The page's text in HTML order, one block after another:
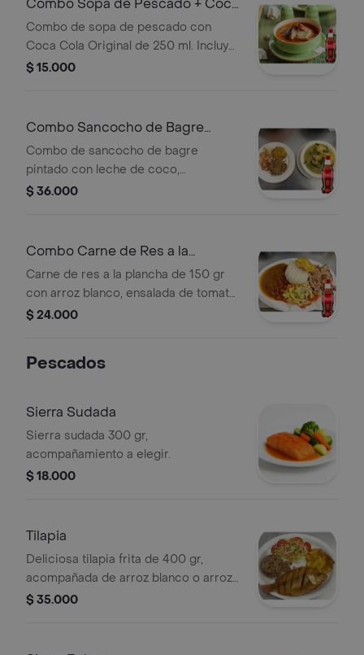
Combo Sopa de Pescado + Coca
Cola Original 250ML
Combo de sopa de pescado con
Coca Cola Original de 250 ml. Incluye
trozos de pescado y pan.
$ 15.000
Combo Sancocho de Bagre
Pintado +Cocacola Orig 250ML
Combo de sancocho de bagre
pintado con leche de coco,
acompañado de arroz (coco o
$ 36.000
Combo Carne de Res a la
Plancha +Cocacola Orig 250ML
Carne de res a la plancha de 150 gr
con arroz blanco, ensalada de tomate,
lechuga, cebolla, zanahoria, patacón,
$ 24.000
Pescados
Sierra Sudada
Sierra sudada 300 gr,
acompañamiento a elegir.
$ 18.000
Tilapia
Deliciosa tilapia frita de 400 gr,
acompañada de arroz blanco o arroz
con cocó, ensalada con lechuga,
$ 35.000